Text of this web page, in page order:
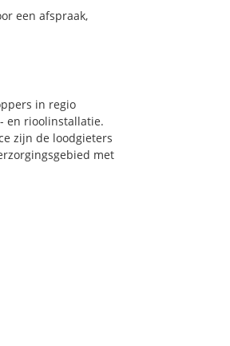
een afspraak,
in regio
en rioolinstallatie.
zijn de loodgieters
met